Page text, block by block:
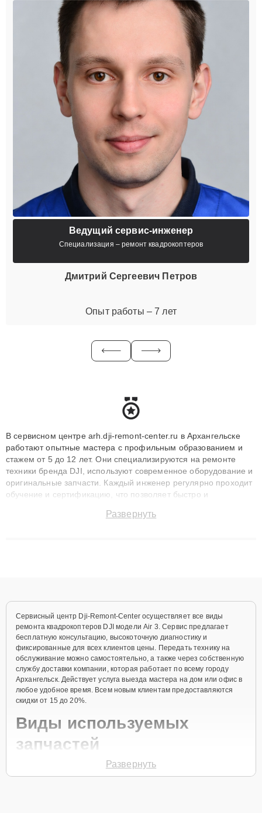
Ведущий сервис-инженер
Специализация – ремонт квадрокоптеров
Дмитрий Сергеевич Петров
Опыт работы – 7 лет
В сервисном центре arh.dji-remont-center.ru в Архангельске
работают опытные мастера с профильным образованием и
стажем от 5 до 12 лет. Они специализируются на ремонте
техники бренда DJI, используют современное оборудование и
оригинальные запчасти. Каждый инженер регулярно проходит
обучение и сертификацию, что позволяет быстро и
сохранением гарантии до 3 лет. Наши мастера решают
Развернуть
Сервисный центр Dji-Remont-Center осуществляет все виды
ремонта квадрокоптеров DJI модели Air 3. Сервис предлагает
бесплатную консультацию, высокоточную диагностику и
фиксированные для всех клиентов цены. Передать технику на
обслуживание можно самостоятельно, а также через собственную
службу доставки компании, которая работает по всему городу
Архангельск. Действует услуга выезда мастера на дом или офис в
любое удобное время. Всем новым клиентам предоставляются
скидки от 15 до 20%.
Виды используемых
запчастей
Для ремонта квадрокоптера модели Air 3 предлагаются как
Развернуть